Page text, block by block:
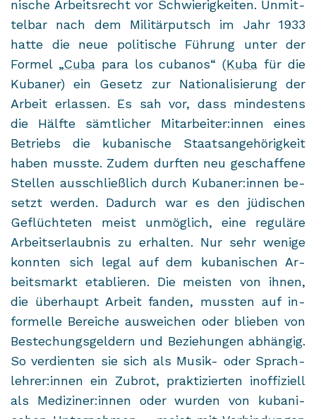
ni­sche Ar­beits­recht vor Schwie­rig­kei­ten. Un­mit­
tel­bar nach dem Mi­li­tär­putsch im Jahr 1933
hatte die neue po­li­ti­sche Füh­rung unter der
For­mel „Cubapara los cu­ba­nos“ (Kuba für die
Ku­ba­ner) ein Ge­setz zur Na­tio­na­li­sie­rung der
Ar­beit er­las­sen. Es sah vor, dass min­des­tens
die Hälf­te sämt­li­cher Mit­ar­bei­ter:innen eines
Be­triebs die ku­ba­ni­sche Staats­an­ge­hö­rig­keit
haben muss­te. Zudem durf­ten neu ge­schaf­fe­ne
Stel­len aus­schließ­lich durch Ku­ba­ner:innen be­
setzt wer­den. Da­durch war es den jü­di­schen
Ge­flüch­te­ten meist un­mög­lich, eine re­gu­lä­re
Ar­beits­er­laub­nis zu er­hal­ten. Nur sehr we­ni­ge
konn­ten sich legal auf dem ku­ba­ni­schen Ar­
beits­markt eta­blie­ren. Die meis­ten von ihnen,
die über­haupt Ar­beit fan­den, muss­ten auf in­
for­mel­le Be­rei­che aus­wei­chen oder blie­ben von
Be­stechungs­gel­dern und Be­zie­hun­gen ab­hän­gig.
So ver­dien­ten sie sich als Musik-​ oder Sprach­
leh­rer:innen ein Zu­brot, prak­ti­zier­ten in­of­fi­zi­ell
als Me­di­zi­ner:innen oder wur­den von ku­ba­ni­